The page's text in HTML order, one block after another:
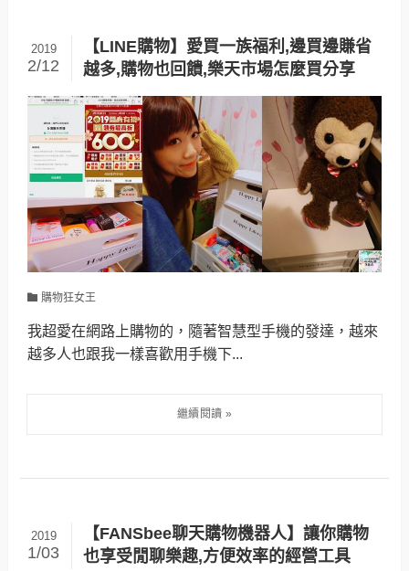
【LINE購物】愛買一族福利,邊買邊賺省
越多,購物也回饋,樂天市場怎麼買分享
2019
2/12
購物狂女王
我超愛在網路上購物的，隨著智慧型手機的發達，越來
越多人也跟我一樣喜歡用手機下...
【FANSbee聊天購物機器人】讓你購物
也享受閒聊樂趣,方便效率的經營工具
2019
1/03